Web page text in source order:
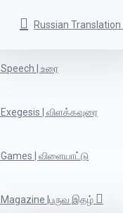
Russian
Speech | உரை
Exegesis | விளக்கவுரை
Games | விளையாட்டு
Magazine |பருவ இதழ்